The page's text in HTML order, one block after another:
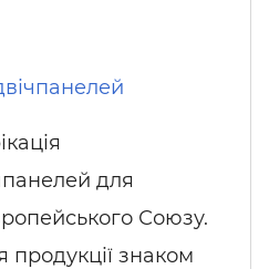
для
Союзу.
знаком